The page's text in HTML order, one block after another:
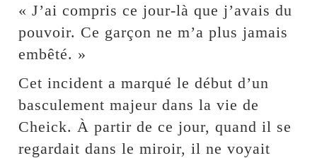
« J’ai compris ce jour-là que j’avais du
pouvoir. Ce garçon ne m’a plus jamais
embêté. »
Cet incident a marqué le début d’un
basculement majeur dans la vie de
Cheick. À partir de ce jour, quand il se
regardait dans le miroir, il ne voyait